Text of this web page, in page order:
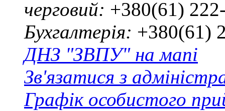
черговий: +380(61)
Бухгалтерія: +380(61)
ДНЗ "ЗВПУ" на мапі
Зв'язатися з
Графік особистого